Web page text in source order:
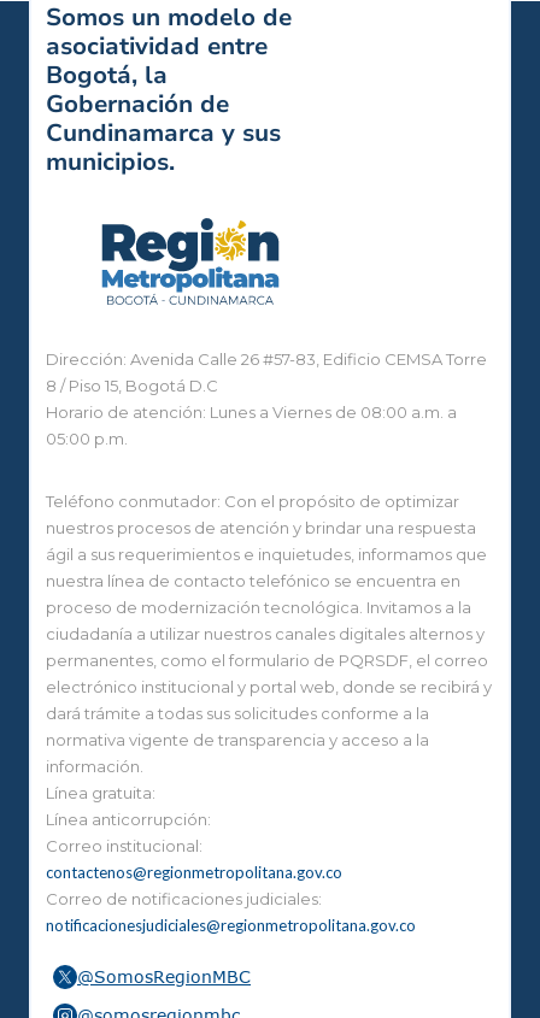
Somos un modelo de
asociatividad entre
Bogotá, la
Gobernación de
Cundinamarca y sus
municipios.
Dirección: Avenida Calle 26 #57-83, Edificio CEMSA Torre
8 / Piso 15, Bogotá D.C
Horario de atención: Lunes a Viernes de 08:00 a.m. a
05:00 p.m.
Teléfono conmutador: Con el propósito de optimizar
nuestros procesos de atención y brindar una respuesta
ágil a sus requerimientos e inquietudes, informamos que
nuestra línea de contacto telefónico se encuentra en
proceso de modernización tecnológica. Invitamos a la
ciudadanía a utilizar nuestros canales digitales alternos y
permanentes, como el formulario de PQRSDF, el correo
electrónico institucional y portal web, donde se recibirá y
dará trámite a todas sus solicitudes conforme a la
normativa vigente de transparencia y acceso a la
información.
Línea gratuita:
Línea anticorrupción:
Correo institucional:
contactenos@regionmetropolitana.gov.co
Correo de notificaciones judiciales:
notificacionesjudiciales@regionmetropolitana.gov.co
@SomosRegionMBC